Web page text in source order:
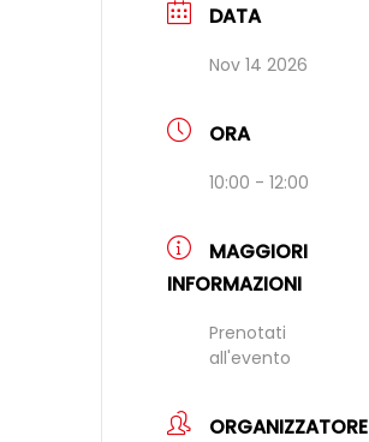
DATA
Nov 14 2026
ORA
10:00 - 12:00
MAGGIORI
INFORMAZIONI
Prenotati
all'evento
ORGANIZZATORE